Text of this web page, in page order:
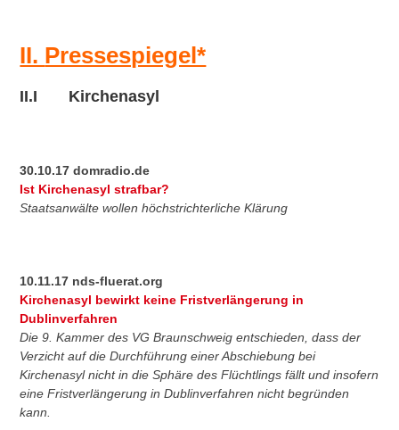
II. Pressespiegel*
II.I Kirchenasyl
30.10.17 domradio.de
Ist Kirchenasyl strafbar?
Staatsanwälte wollen höchstrichterliche Klärung
10.11.17 nds-fluerat.org
Kirchenasyl bewirkt keine Fristverlängerung in
Dublinverfahren
Die 9. Kammer des VG Braunschweig entschieden, dass der
Verzicht auf die Durchführung einer Abschiebung bei
Kirchenasyl nicht in die Sphäre des Flüchtlings fällt und insofern
eine Fristverlängerung in Dublinverfahren nicht begründen
kann.